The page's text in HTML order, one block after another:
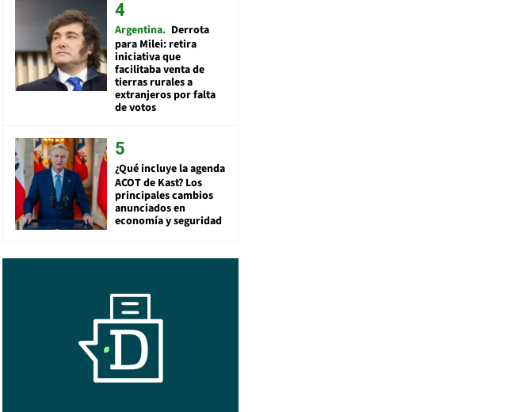
Argentina Derrota
para Milei: retira
iniciativa que
facilitaba venta de
tierras rurales a
extranjeros por falta
de votos
¿Qué incluye la agenda
ACOT de Kast? Los
principales cambios
anunciados en
economía y seguridad